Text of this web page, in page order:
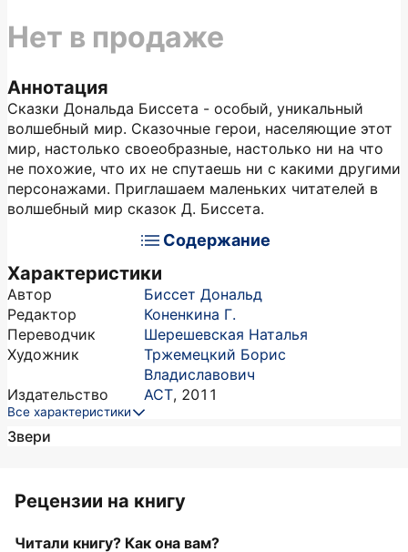
Аннотация
Сказки Дональда Биссета - особый, уникальный
волшебный мир. Сказочные герои, населяющие этот
мир, настолько своеобразные, настолько ни на что
не похожие, что их не спутаешь ни с какими другими
персонажами. Приглашаем маленьких читателей в
волшебный мир сказок Д. Биссета.
Содержание
Характеристики
Автор
Биссет Дональд
Редактор
Коненкина Г.
Переводчик
Шерешевская Наталья
Художник
Тржемецкий Борис
Владиславович
Издательство
АСТ, 2011
Все характеристики
Звери
Нет в продаже
Рецензии на книгу
Читали книгу? Как она вам?